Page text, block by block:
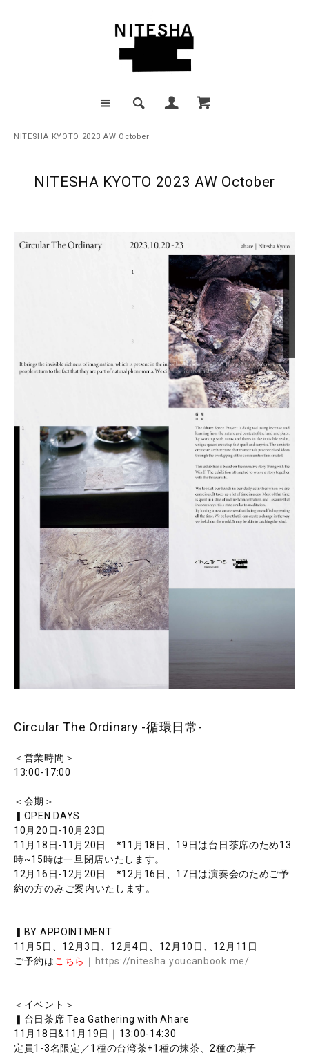
NITESHA KYOTO 2023 AW October
NITESHA KYOTO 2023 AW October
Circular The Ordinary -循環日常-
＜営業時間＞
13:00-17:00
＜会期＞
▍OPEN DAYS
10月20日-10月23日
11月18日-11月20日 *11月18日、19日は台日茶席のため13
時~15時は一旦閉店いたします。
12月16日-12月20日 *12月16日、17日は演奏会のためご予
約の方のみご案内いたします。
▍BY APPOINTMENT
11月5日、12月3日、12月4日、12月10日、12月11日
ご予約は こちら ｜ https://nitesha.youcanbook.me/
＜イベント＞
▍台日茶席 Tea Gathering with Ahare
11月18日&11月19日｜13:00-14:30
定員1-3名限定／1種の台湾茶+1種の抹茶、2種の菓子